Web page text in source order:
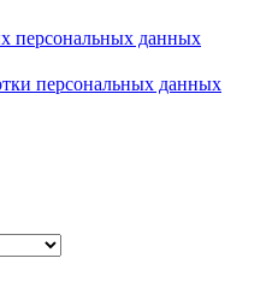
персональных данных
персональных данных